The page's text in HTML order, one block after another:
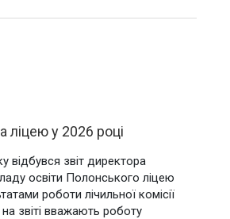
ліцею у 2026 році
відбувся звіт директора
освіти Полонського ліцею
роботи лічильної комісії
на звіті вважають роботу